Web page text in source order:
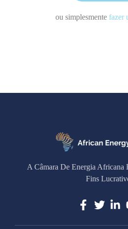
ou simplesmente fazer
A Câmara De Energia Africana
Fins